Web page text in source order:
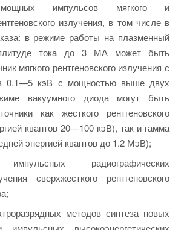
мощных импульсов мягкого и
излучения, в том числе в
в режиме работы на плазменный
тока до 3 МА может быть
мягкого рентгеновского излучения с
0.1—5 кэВ с мощностью выше двух
вакуумного диода могут быть
как жесткого рентгеновского
квантов 20—100 кэВ), так и гамма
энергией квантов до 1.2 МэВ);
импульсных радиографических
сверхжесткого рентгеновского
методов синтеза новых